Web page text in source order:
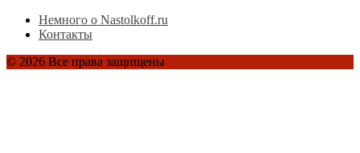
Немного о Nastolkoff.ru
Контакты
© 2026 Все права защищены